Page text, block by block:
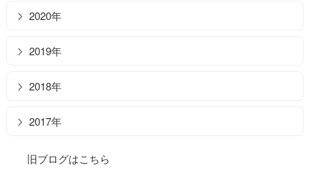
2020年
2019年
2018年
2017年
旧ブログはこちら